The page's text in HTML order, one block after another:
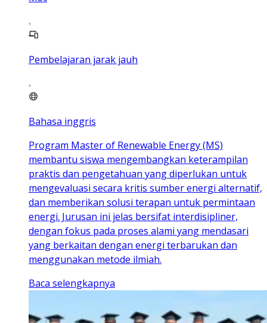
Pembelajaran jarak jauh
Bahasa inggris
Program Master of Renewable Energy (MS)
membantu siswa mengembangkan keterampilan
praktis dan pengetahuan yang diperlukan untuk
mengevaluasi secara kritis sumber energi alternatif,
dan memberikan solusi terapan untuk permintaan
energi. Jurusan ini jelas bersifat interdisipliner,
dengan fokus pada proses alami yang mendasari
yang berkaitan dengan energi terbarukan dan
menggunakan metode ilmiah.
Baca selengkapnya